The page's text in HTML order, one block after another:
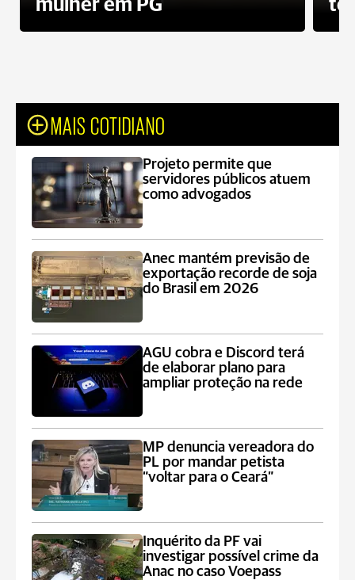
mulher em PG
MAIS COTIDIANO
Projeto permite que
servidores públicos atuem
como advogados
Anec mantém previsão de
exportação recorde de soja
do Brasil em 2026
AGU cobra e Discord terá
de elaborar plano para
ampliar proteção na rede
MP denuncia vereadora do
PL por mandar petista
“voltar para o Ceará”
Inquérito da PF vai
investigar possível crime da
Anac no caso Voepass